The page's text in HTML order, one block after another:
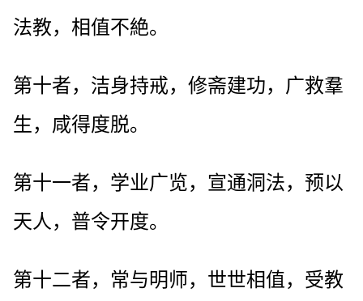
法教，相值不絶。
第十者，洁身持戒，修斋建功，广救羣
生，咸得度脱。
第十一者，学业广览，宣通洞法，预以
天人，普令开度。
第十二者，常与明师，世世相值，受教